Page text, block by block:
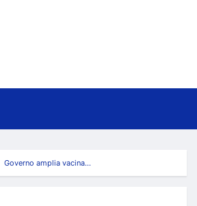
Governo amplia vacina…